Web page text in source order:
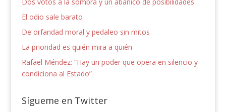
El odio sale barato
De orfandad moral y pedaleo sin mitos
La prioridad es quién mira a quién
Rafael Méndez: “Hay un poder que opera en silencio y
condiciona al Estado”
Sígueme en Twitter